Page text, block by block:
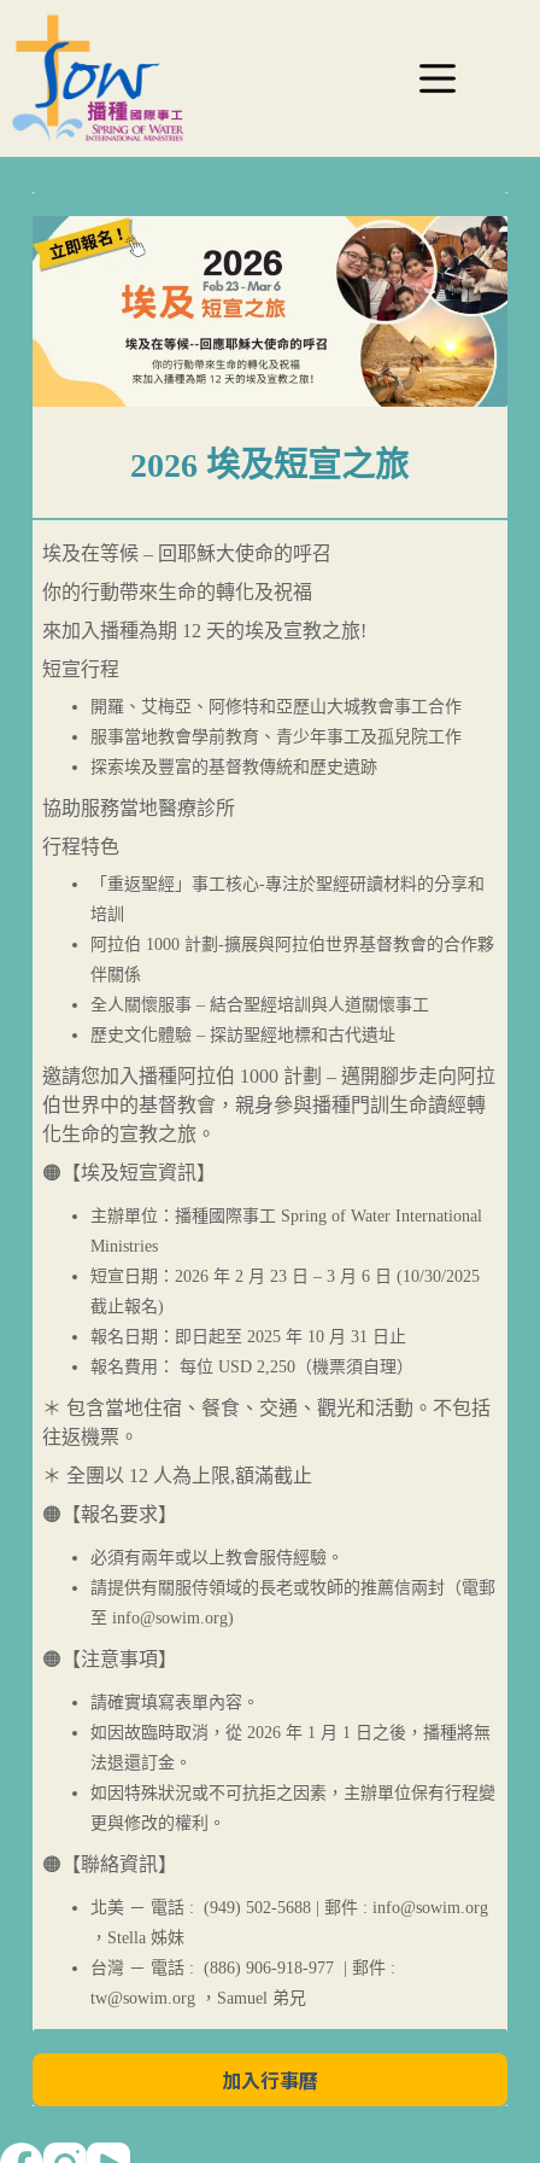
2026 埃及短宣之旅
埃及在等候 – 回耶穌大使命的呼召
你的行動帶來生命的轉化及祝福
來加入播種為期 12 天的埃及宣教之旅!
短宣行程
開羅、艾梅亞、阿修特和亞歷山大城教會事工合作
服事當地教會學前教育、青少年事工及孤兒院工作
探索埃及豐富的基督教傳統和歷史遺跡
協助服務當地醫療診所
行程特色
「重返聖經」事工核心-專注於聖經研讀材料的分享和
培訓
阿拉伯 1000 計劃-擴展與阿拉伯世界基督教會的合作夥
伴關係
全人關懷服事 – 結合聖經培訓與人道關懷事工
歷史文化體驗 – 探訪聖經地標和古代遺址
邀請您加入播種阿拉伯 1000 計劃 – 邁開腳步走向阿拉
伯世界中的基督教會，親身參與播種門訓生命讀經轉
化生命的宣教之旅。
🟠【埃及短宣資訊】
主辦單位：播種國際事工 Spring of Water International
Ministries
短宣日期：2026 年 2 月 23 日 – 3 月 6 日 (10/30/2025
截止報名)
報名日期：即日起至 2025 年 10 月 31 日止
報名費用： 每位 USD 2,250（機票須自理）
＊ 包含當地住宿、餐食、交通、觀光和活動。不包括
往返機票。
＊ 全團以 12 人為上限,額滿截止
🟠【報名要求】
必須有兩年或以上教會服侍經驗。
請提供有關服侍領域的長老或牧師的推薦信兩封（電郵
至 info@sowim.org)
🟠【注意事項】
請確實填寫表單內容。
如因故臨時取消，從 2026 年 1 月 1 日之後，播種將無
法退還訂金。
如因特殊狀況或不可抗拒之因素，主辦單位保有行程變
更與修改的權利。
🟠【聯絡資訊】
北美 － 電話 : (949) 502-5688 | 郵件 : info@sowim.org
，Stella 姊妹
台灣 － 電話 : (886) 906-918-977 | 郵件 :
tw@sowim.org ，Samuel 弟兄
加入行事曆